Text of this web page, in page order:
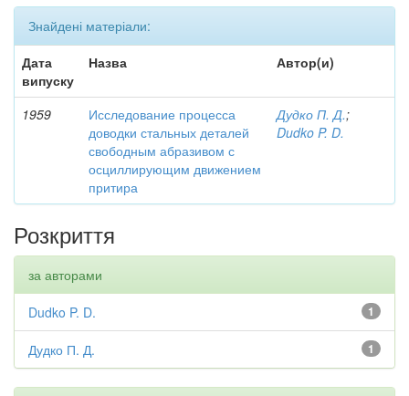
Знайдені матеріали:
Дата
випуску
Назва Автор(и)
1959
Исследование процесса
доводки стальных деталей
свободным абразивом с
осциллирующим движением
притира
Дудко П. Д.;
Dudko P. D.
Розкриття
за авторами
1
Dudko P. D.
1
Дудко П. Д.